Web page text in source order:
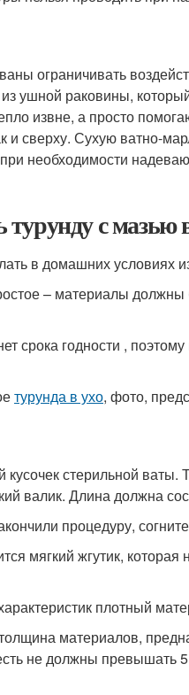
ограничивать
из ушной раковины,
извне, а просто
и сверху. Сухую ватно-
необходимости
турунду с мазью
в домашних условиях
– материалы должны
срока годности ,
турунда в ухо, фото,
кусочек стерильной
валик. Длина должна
процедуру,
мягкий жгутик,
плотный
материалов,
не должны превышать